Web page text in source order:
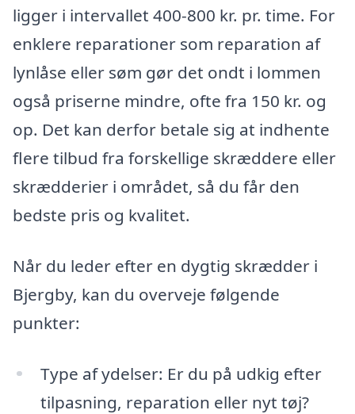
ligger i intervallet 400-800 kr. pr. time. For
enklere reparationer som reparation af
lynlåse eller søm gør det ondt i lommen
også priserne mindre, ofte fra 150 kr. og
op. Det kan derfor betale sig at indhente
flere tilbud fra forskellige skræddere eller
skrædderier i området, så du får den
bedste pris og kvalitet.
Når du leder efter en dygtig skrædder i
Bjergby, kan du overveje følgende
punkter:
Type af ydelser: Er du på udkig efter
tilpasning, reparation eller nyt tøj?